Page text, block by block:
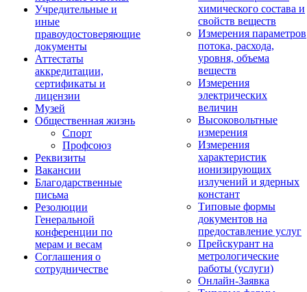
Учредительные и
иные
правоудостоверяющие
документы
Аттестаты
аккредитации,
сертификаты и
лицензии
Музей
Общественная жизнь
Спорт
Профсоюз
Реквизиты
Вакансии
Благодарственные
письма
Резолюции
Генеральной
конференции по
мерам и весам
Соглашения о
сотрудничестве
химического состава и
свойств веществ
Измерения параметров
потока, расхода,
уровня, объема
веществ
Измерения
электрических
величин
Высоковольтные
измерения
Измерения
характеристик
ионизирующих
излучений и ядерных
констант
Типовые формы
документов на
предоставление услуг
Прейскурант на
метрологические
работы (услуги)
Онлайн-Заявка